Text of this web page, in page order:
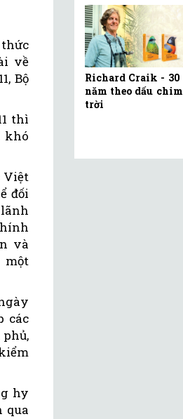
về
Bộ
thì
khó
Việt
đối
và
một
các
hy
qua
Richard Craik - 30
năm theo dấu chim
trời